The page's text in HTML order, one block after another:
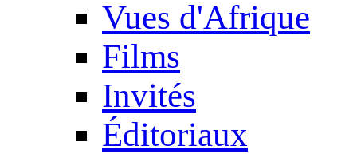
Vues d'Afrique
Films
Invités
Éditoriaux